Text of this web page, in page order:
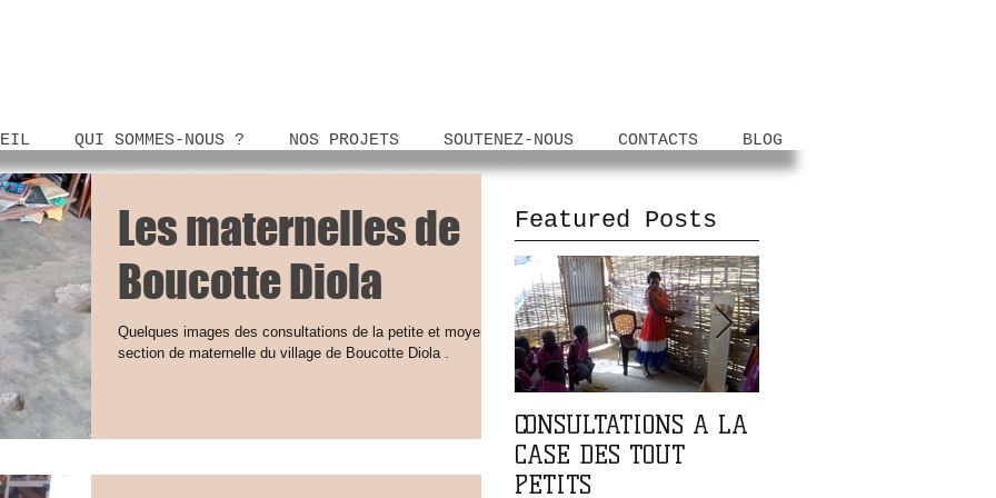
QUI SOMMES-NOUS ? NOS PROJETS SOUTENEZ-NOUS CONTACTS BLOG
Les maternelles de
Boucotte Diola
Quelques images des consultations de la petite et moyenne
section de maternelle du village de Boucotte Diola .
Featured Posts
CONSULTATIONS A LA
CASE DES TOUT
PETITS